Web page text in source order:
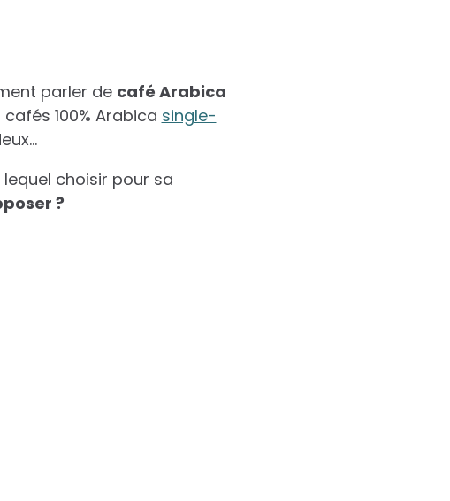
parler de café Arabica
100% Arabica single-
choisir pour sa
?